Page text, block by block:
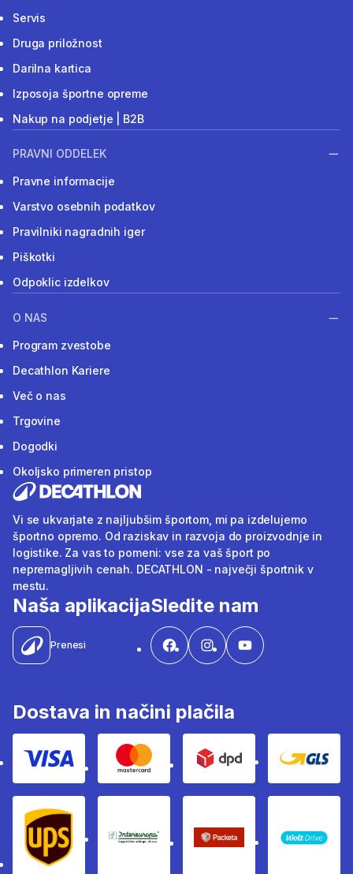
Servis
Druga priložnost
Darilna kartica
Izposoja športne opreme
Nakup na podjetje | B2B
PRAVNI ODDELEK
Pravne informacije
Varstvo osebnih podatkov
Pravilniki nagradnih iger
Piškotki
Odpoklic izdelkov
O NAS
Program zvestobe
Decathlon Kariere
Več o nas
Trgovine
Dogodki
Okoljsko primeren pristop
Vi se ukvarjate z najljubšim športom, mi pa izdelujemo
športno opremo. Od raziskav in razvoja do proizvodnje in
logistike. Za vas to pomeni: vse za vaš šport po
nepremagljivih cenah. DECATHLON - največji športnik v
mestu.
Naša aplikacija
Prenesi
Sledite nam
Dostava in načini plačila
Visa Mastercard Dpd Gls
Ups Intereuropa Packeta Sledenje
WOLT